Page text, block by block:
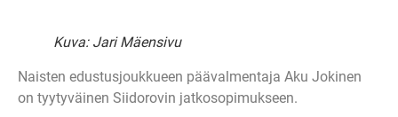
Kuva: Jari Mäensivu
Naisten edustusjoukkueen päävalmentaja Aku Jokinen
on tyytyväinen Siidorovin jatkosopimukseen.